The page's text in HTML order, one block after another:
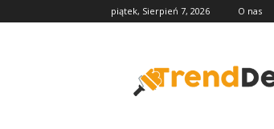
piątek, Sierpień 7, 2026 O nas